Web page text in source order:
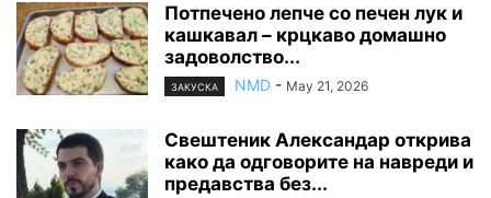
Потпечено лепче со печен лук и
кашкавал – крцкаво домашно
задоволство...
ЗАКУСКА NMD - May 21, 2026
Свештеник Александар открива
како да одговорите на навреди и
предавства без...